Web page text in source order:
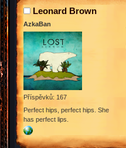
Leonard Brown
AzkaBan
Příspěvků: 167
Perfect hips, perfect hips. She
has perfect lips.